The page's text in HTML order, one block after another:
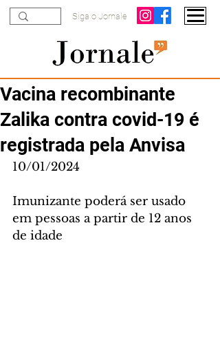
Siga o Jornale
Vacina recombinante
Zalika contra covid-19 é
registrada pela Anvisa
10/01/2024
Imunizante poderá ser usado
em pessoas a partir de 12 anos
de idade